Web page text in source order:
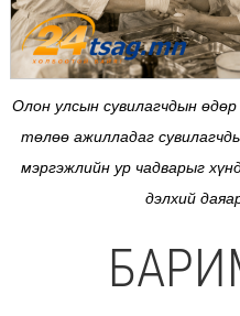
Олон улсын сувилагчдын
төлөө ажилладаг
мэргэжлийн ур чадварыг
дэлхий